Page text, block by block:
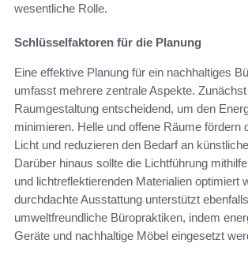
wesentliche Rolle.
Schlüsselfaktoren für die Planung
Eine effektive Planung für ein nachhaltiges
umfasst mehrere zentrale Aspekte.
Raumgestaltung entscheidend, um den
minimieren. Helle und offene Räume fördern
Licht und reduzieren den Bedarf an
Darüber hinaus sollte die Lichtführung
und lichtreflektierenden Materialien optimiert
durchdachte Ausstattung unterstützt ebenfalls
umweltfreundliche Büropraktiken, indem
Geräte und nachhaltige Möbel eingesetzt